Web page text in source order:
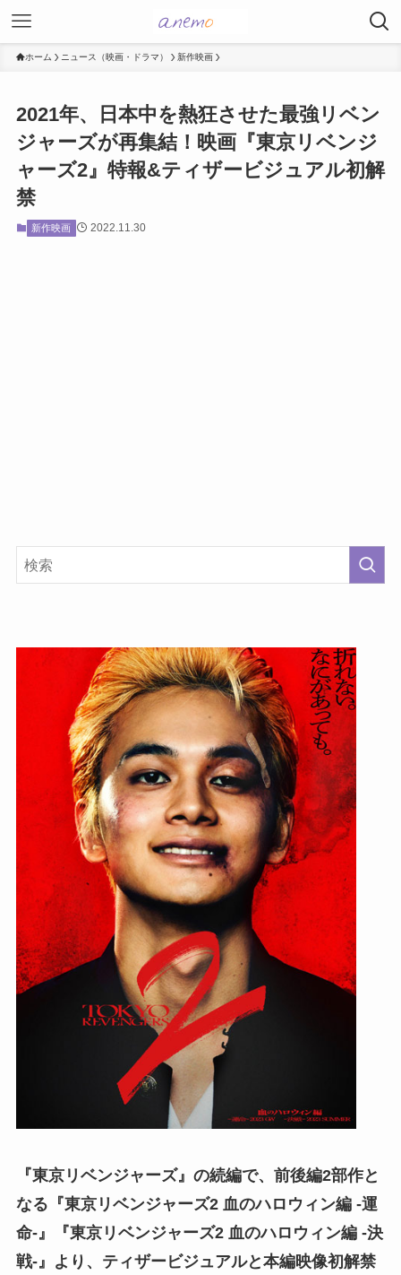
ホーム ニュース（映画・ドラマ） 新作映画
2021年、日本中を熱狂させた最強リベン
ジャーズが再集結！映画『東京リベンジ
ャーズ2』特報&ティザービジュアル初解
禁
新作映画 2022.11.30
『東京リベンジャーズ』の続編で、前後編2部作と
なる『東京リベンジャーズ2 血のハロウィン編 -運
命-』『東京リベンジャーズ2 血のハロウィン編 -決
戦-』より、ティザービジュアルと本編映像初解禁